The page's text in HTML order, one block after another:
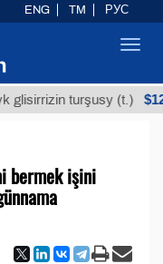
turşusy (t.) $12935,18
bermek işini
ENG TM РУС